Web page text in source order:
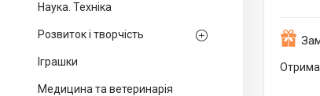
Наука. Техніка
Розвиток і творчість
Іграшки
Медицина та ветеринарія